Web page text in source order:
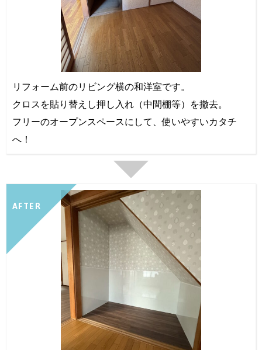
リフォーム前のリビング横の和洋室です。
クロスを貼り替えし押し入れ（中間棚等）を撤去。
フリーのオープンスペースにして、使いやすいカタチ
へ！
AFTER